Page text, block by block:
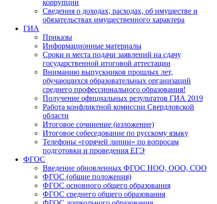
коррупции
Сведения о доходах, расходах, об имуществе и
обязательствах имущественного характера
ГИА
Приказы
Информационные материалы
Сроки и места подачи заявлений на сдачу
государственной итоговой аттестации
Вниманию выпускников прошлых лет,
обучающихся образовательных организаций
среднего профессионального образования!
Получение официальных результатов ГИА 2019
Работа конфликтной комиссии Свердловской
области
Итоговое сочинение (изложение)
Итоговое собеседование по русскому языку
Телефоны «горячей линии» по вопросам
подготовки и проведения ЕГЭ
ФГОС
Введение обновленных ФГОС НОО, ООО, СОО
ФГОС (общие положения)
ФГОС основного общего образования
ФГОС среднего общего образования